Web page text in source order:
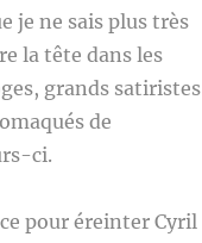
je ne sais plus très
la tête dans les
grands satiristes
de
ci.
pour éreinter Cyril